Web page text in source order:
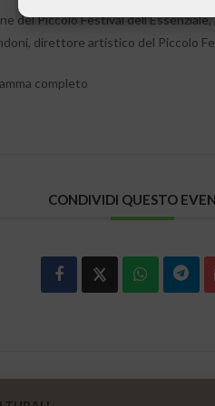
del Piccolo Festival
direttore artistico del Piccolo
completo
CONDIVIDI QUESTO